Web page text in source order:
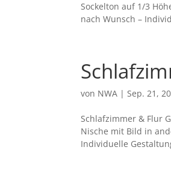
Sockelton auf 1/3
nach Wunsch –
von NWA |Sep. 21,
Schlafzimmer & Flur
Nische mit Bild in
Individuelle